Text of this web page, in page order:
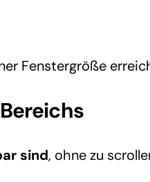
Fenstergröße
sind, ohne zu